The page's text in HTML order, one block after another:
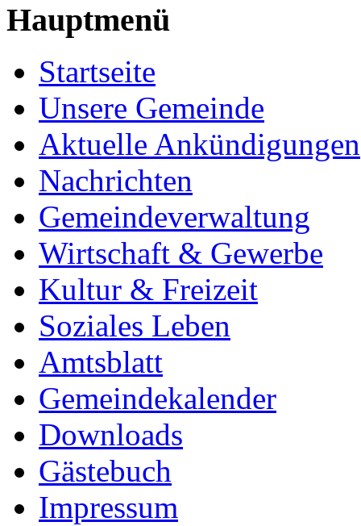
Hauptmenü
Startseite
Unsere Gemeinde
Aktuelle Ankündigungen
Nachrichten
Gemeindeverwaltung
Wirtschaft & Gewerbe
Kultur & Freizeit
Soziales Leben
Amtsblatt
Gemeindekalender
Downloads
Gästebuch
Impressum